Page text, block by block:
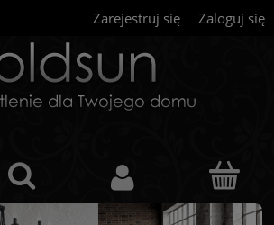
Zarejestruj się Zaloguj się